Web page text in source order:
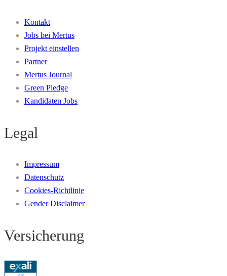
Kontakt
Jobs bei Mertus
Projekt einstellen
Partner
Mertus Journal
Green Pledge
Kandidaten Jobs
Legal
Impressum
Datenschutz
Cookies-Richtlinie
Gender Disclaimer
Versicherung